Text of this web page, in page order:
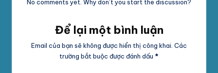
No comments yet. Why don’t you start the discussion?
Để lại một bình luận
Email của bạn sẽ không được hiển thị công khai. Các
trường bắt buộc được đánh dấu *